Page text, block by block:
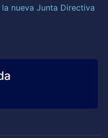
nueva Junta Directiva